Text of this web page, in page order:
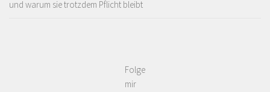
und warum sie trotzdem Pflicht bleibt
Folge
mir